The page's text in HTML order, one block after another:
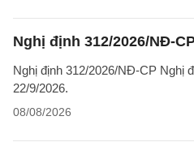
Nghị định 312/2026/NĐ-
Nghị định 312/2026/NĐ-CP Nghị
22/9/2026.
08/08/2026